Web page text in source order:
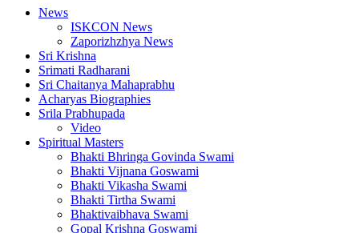
News
ISKCON News
Zaporizhzhya News
Sri Krishna
Srimati Radharani
Sri Chaitanya Mahaprabhu
Acharyas Biographies
Srila Prabhupada
Video
Spiritual Masters
Bhakti Bhringa Govinda Swami
Bhakti Vijnana Goswami
Bhakti Vikasha Swami
Bhakti Tirtha Swami
Bhaktivaibhava Swami
Gopal Krishna Goswami